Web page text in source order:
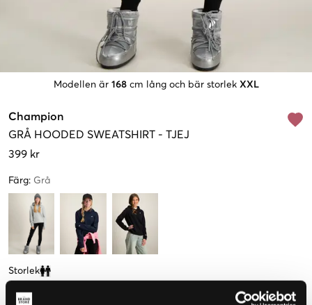
Modellen är 168 cm lång och bär storlek XXL
Champion
GRÅ HOODED SWEATSHIRT - TJEJ
399 kr
Färg: Grå
Storlek
Clone modal
M